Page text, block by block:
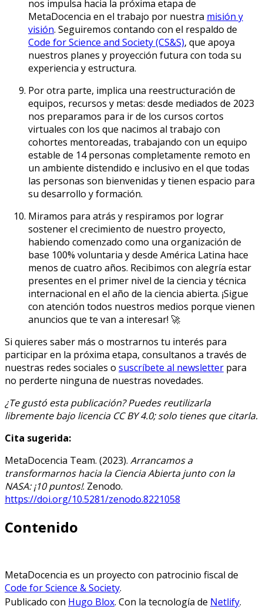
nos impulsa hacia la próxima etapa de
MetaDocencia en el trabajo por nuestra misión y
visión. Seguiremos contando con el respaldo de
Code for Science and Society (CS&S), que apoya
nuestros planes y proyección futura con toda su
experiencia y estructura.
Por otra parte, implica una reestructuración de
equipos, recursos y metas: desde mediados de 2023
nos preparamos para ir de los cursos cortos
virtuales con los que nacimos al trabajo con
cohortes mentoreadas, trabajando con un equipo
estable de 14 personas completamente remoto en
un ambiente distendido e inclusivo en el que todas
las personas son bienvenidas y tienen espacio para
su desarrollo y formación.
Miramos para atrás y respiramos por lograr
sostener el crecimiento de nuestro proyecto,
habiendo comenzado como una organización de
base 100% voluntaria y desde América Latina hace
menos de cuatro años. Recibimos con alegría estar
presentes en el primer nivel de la ciencia y técnica
internacional en el año de la ciencia abierta. ¡Sigue
con atención todos nuestros medios porque vienen
anuncios que te van a interesar! 🚀
Si quieres saber más o mostrarnos tu interés para
participar en la próxima etapa, consultanos a través de
nuestras redes sociales o suscríbete al newsletter para
no perderte ninguna de nuestras novedades.
¿Te gustó esta publicación? Puedes reutilizarla
libremente bajo licencia CC BY 4.0; solo tienes que citarla.
Cita sugerida:
MetaDocencia Team. (2023). Arrancamos a
transformarnos hacia la Ciencia Abierta junto con la
NASA: ¡10 puntos!. Zenodo.
https://doi.org/10.5281/zenodo.8221058
Contenido
MetaDocencia es un proyecto con patrocinio fiscal de
Code for Science & Society.
Publicado con Hugo Blox. Con la tecnología de Netlify.